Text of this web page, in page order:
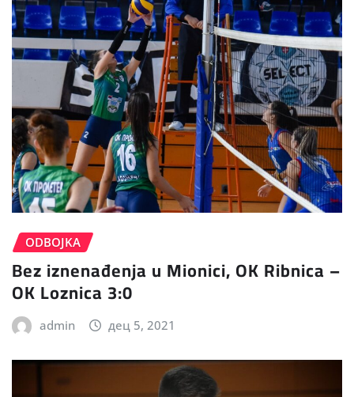
ODBOJKA
Bez iznenađenja u Mionici, OK Ribnica –
OK Loznica 3:0
admin дец 5, 2021